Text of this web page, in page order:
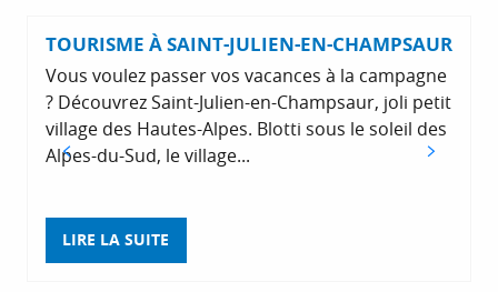
TOURISME À SAINT-JULIEN-EN-CHAMPSAUR
Vous voulez passer vos vacances à la campagne
? Découvrez Saint-Julien-en-Champsaur, joli petit
village des Hautes-Alpes. Blotti sous le soleil des
Alpes-du-Sud, le village...
LIRE LA SUITE